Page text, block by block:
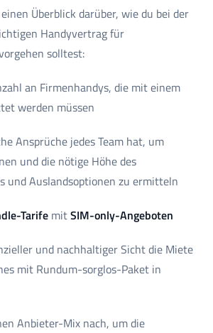
Überblick darüber, wie du bei der
Handyvertrag für
solltest:
an Firmenhandys, die mit einem
werden müssen
Ansprüche jedes Team hat, um
und die nötige Höhe des
und Auslandsoptionen zu ermitteln
Tarife mitSIM-only-Angeboten
und nachhaltiger Sicht die Miete
mit Rundum-sorglos-Paket in
Anbieter-Mix nach, um die